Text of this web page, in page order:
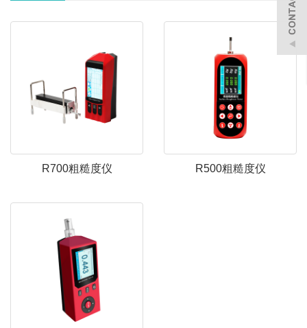
R700粗糙度仪 R500粗糙度仪